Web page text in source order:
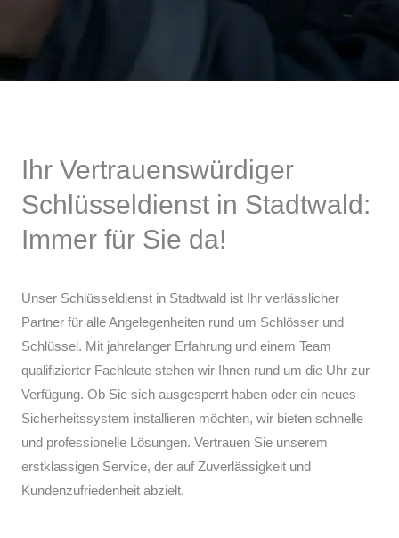
Ihr Vertrauenswürdiger
Schlüsseldienst in Stadtwald:
Immer für Sie da!
Unser Schlüsseldienst in Stadtwald ist Ihr verlässlicher
Partner für alle Angelegenheiten rund um Schlösser und
Schlüssel. Mit jahrelanger Erfahrung und einem Team
qualifizierter Fachleute stehen wir Ihnen rund um die Uhr zur
Verfügung. Ob Sie sich ausgesperrt haben oder ein neues
Sicherheitssystem installieren möchten, wir bieten schnelle
und professionelle Lösungen. Vertrauen Sie unserem
erstklassigen Service, der auf Zuverlässigkeit und
Kundenzufriedenheit abzielt.